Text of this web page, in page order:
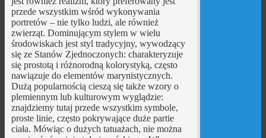
przede wszystkim wśród wykonywania
portretów – nie tylko ludzi, ale również
zwierząt. Dominującym stylem w wielu
środowiskach jest styl tradycyjny, wywodzący
się ze Stanów Zjednoczonych: charakteryzuje
się prostotą i różnorodną kolorystyką, często
nawiązuje do elementów marynistycznych.
Dużą popularnością cieszą się także wzory o
plemiennym lub kulturowym wyglądzie:
znajdziemy tutaj przede wszystkim symbole,
proste linie, często pokrywające duże partie
ciała. Mówiąc o dużych tatuażach, nie można